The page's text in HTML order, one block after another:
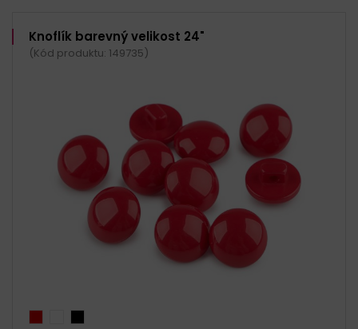
Knoflík barevný velikost 24"
(Kód produktu: 149735)